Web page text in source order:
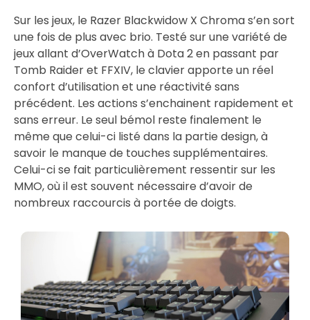
Sur les jeux, le Razer Blackwidow X Chroma s’en sort
une fois de plus avec brio. Testé sur une variété de
jeux allant d’OverWatch à Dota 2 en passant par
Tomb Raider et FFXIV, le clavier apporte un réel
confort d’utilisation et une réactivité sans
précédent. Les actions s’enchainent rapidement et
sans erreur. Le seul bémol reste finalement le
même que celui-ci listé dans la partie design, à
savoir le manque de touches supplémentaires.
Celui-ci se fait particulièrement ressentir sur les
MMO, où il est souvent nécessaire d’avoir de
nombreux raccourcis à portée de doigts.